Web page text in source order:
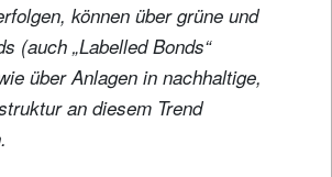
können über grüne und
(auch „Labelled Bonds“
über Anlagen in nachhaltige,
an diesem Trend